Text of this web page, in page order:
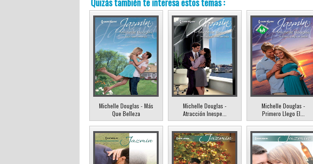
Michelle Douglas - Más
Que Belleza
Michelle Douglas -
Atracción Inespe...
Michelle Douglas -
Primero Llego El...